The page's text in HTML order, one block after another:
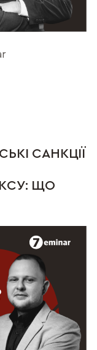
САНКЦІЇ
ЩО